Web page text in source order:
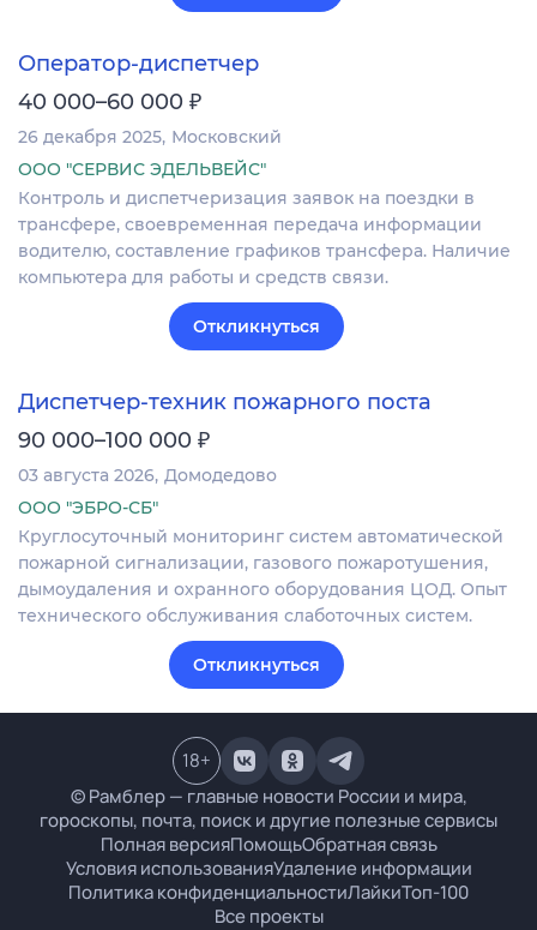
Оператор-диспетчер
40 000–60 000 ₽
26 декабря 2025 Московский
ООО "СЕРВИС ЭДЕЛЬВЕЙС"
Контроль и диспетчеризация заявок на поездки в
трансфере, своевременная передача информации
водителю, составление графиков трансфера. Наличие
компьютера для работы и средств связи.
Откликнуться
Диспетчер-техник пожарного поста
90 000–100 000 ₽
03 августа 2026 Домодедово
ООО "ЭБРО-СБ"
Круглосуточный мониторинг систем автоматической
пожарной сигнализации, газового пожаротушения,
дымоудаления и охранного оборудования ЦОД. Опыт
технического обслуживания слаботочных систем.
Откликнуться
© Рамблер — главные новости России и мира,
гороскопы, почта, поиск и другие полезные сервисы
Полная версияПомощьОбратная связь
Условия использованияУдаление информации
Политика конфиденциальностиЛайкиТоп-100
Все проекты
18+